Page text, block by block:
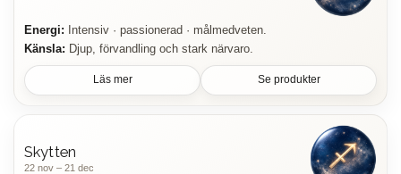
Energi: Intensiv · passionerad · målmedveten.
Känsla: Djup, förvandling och stark närvaro.
Läs mer Se produkter
Skytten
22 nov – 21 dec